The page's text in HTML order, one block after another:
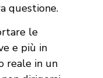
questione.
le
e più in
reale in un